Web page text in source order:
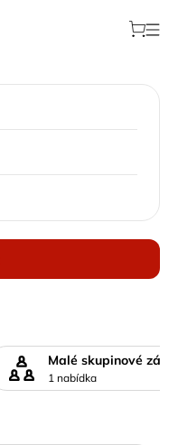
Malé skupinové
1 nabídka